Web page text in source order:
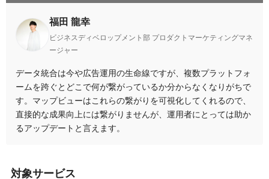
福田 龍幸
ビジネスディベロップメント部 プロダクトマーケティングマネ
ージャー
データ統合は今や広告運用の生命線ですが、複数プラットフォ
ームを跨ぐとどこで何が繋がっているか分からなくなりがちで
す。 マップビューはこれらの繋がりを可視化してくれるので、
直接的な成果向上には繋がりませんが、運用者にとっては助か
るアップデートと言えます。
対象サービス